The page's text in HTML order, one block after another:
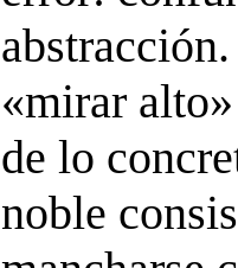
«mirar
de lo
noble